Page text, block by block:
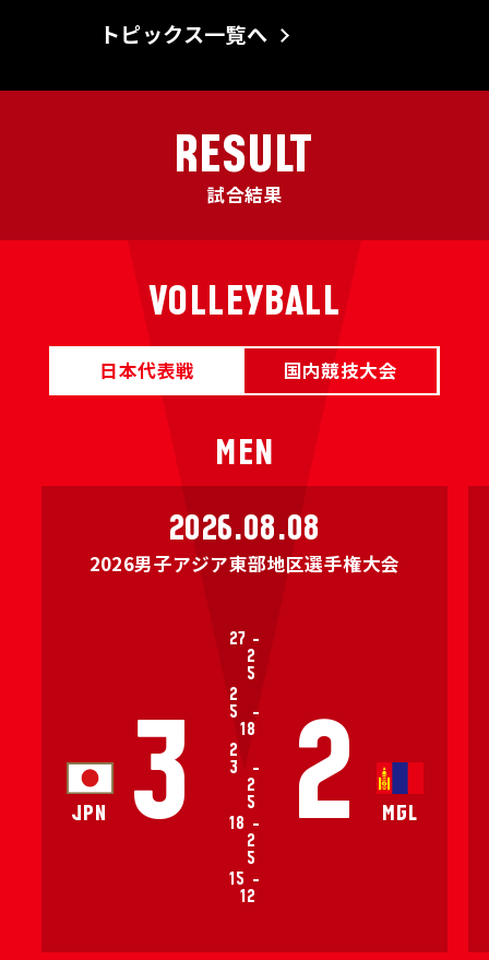
トピックス一覧へ
RESULT
試合結果
VOLLEYBALL
日本代表戦 国内競技大会
MEN
2026.08.08
2026男子アジア東部地区選手権大会
JPN 3
27 -
2
5
2
5
-
18
2
3
-
2
5
18 -
2
5
15 -
12
2 MGL